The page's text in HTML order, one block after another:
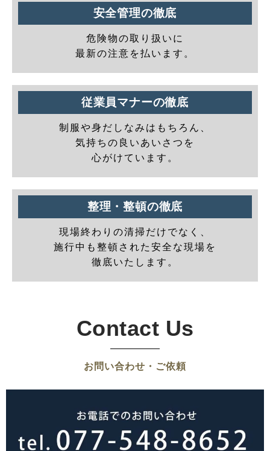
安全管理の徹底
危険物の取り扱いに
最新の注意を払います。
従業員マナーの徹底
制服や身だしなみはもちろん、
気持ちの良いあいさつを
心がけています。
整理・整頓の徹底
現場終わりの清掃だけでなく、
施行中も整頓された安全な現場を
徹底いたします。
Contact Us
お問い合わせ・ご依頼